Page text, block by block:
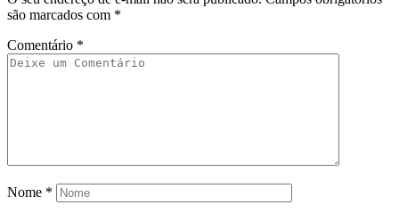
são marcados com *
Comentário *
Nome *